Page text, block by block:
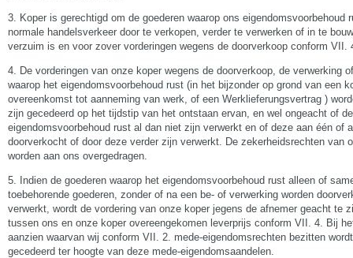
3. Koper is gerechtigd om de goederen waarop ons eigendomsvoorbehoud
normale handelsverkeer door te verkopen, verder te verwerken of in te
verzuim is en voor zover vorderingen wegens de doorverkoop conform VII.
4. De vorderingen van onze koper wegens de doorverkoop, de verwerking
waarop het eigendomsvoorbehoud rust (in het bijzonder op grond van een
overeenkomst tot aanneming van werk, of een Werklieferungsvertrag )
zijn gecedeerd op het tijdstip van het ontstaan ervan, en wel ongeacht of
eigendomsvoorbehoud rust al dan niet zijn verwerkt en of deze aan één of
doorverkocht of door deze verder zijn verwerkt. De zekerheidsrechten van
worden aan ons overgedragen.
5. Indien de goederen waarop het eigendomsvoorbehoud rust alleen of
toebehorende goederen, zonder of na een be- of verwerking worden
verwerkt, wordt de vordering van onze koper jegens de afnemer geacht te
tussen ons en onze koper overeengekomen leverprijs conform VII. 4. Bij
aanzien waarvan wij conform VII. 2. mede-eigendomsrechten bezitten
gecedeerd ter hoogte van deze mede-eigendomsaandelen.